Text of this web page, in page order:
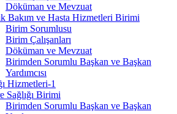
Döküman ve Mevzuat
Bakım ve Hasta Hizmetleri Birimi
Birim Sorumlusu
Birim Çalışanları
Döküman ve Mevzuat
Birimden Sorumlu Başkan ve Başkan
Yardımcısı
Hizmetleri-1
Sağlığı Birimi
Birimden Sorumlu Başkan ve Başkan